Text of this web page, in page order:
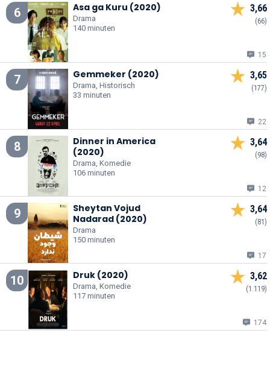
6 Asa ga Kuru (2020)
Drama
140 minuten
3,66
(66)
15
7 Gemmeker (2020)
Drama, Historisch
33 minuten
3,65
(177)
22
8
Dinner in America
(2020)
Drama, Komedie
106 minuten
3,64
(98)
12
9
Sheytan Vojud
Nadarad (2020)
Drama
150 minuten
3,64
(81)
17
10 Druk (2020)
Drama, Komedie
117 minuten
3,62
(1.119)
174